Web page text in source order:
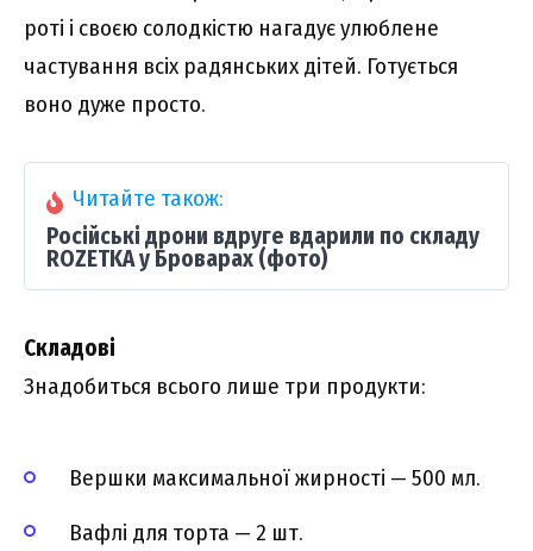
роті і своєю солодкістю нагадує улюблене
частування всіх радянських дітей. Готується
воно дуже просто.
Читайте також:
Російські дрони вдруге вдарили по складу
ROZETKA у Броварах (фото)
Складові
Знадобиться всього лише три продукти:
Вершки максимальної жирності — 500 мл.
Вафлі для торта — 2 шт.